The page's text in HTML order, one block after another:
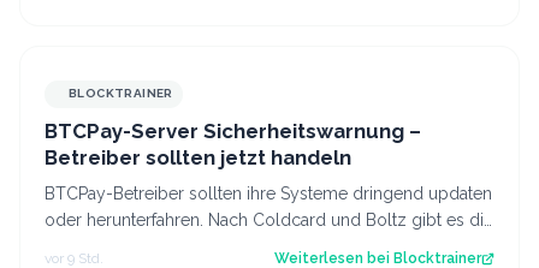
BLOCKTRAINER
BTCPay-Server Sicherheitswarnung –
Betreiber sollten jetzt handeln
BTCPay-Betreiber sollten ihre Systeme dringend updaten
oder herunterfahren. Nach Coldcard und Boltz gibt es die
vor 9 Std. Weiterlesen bei Blocktrainer